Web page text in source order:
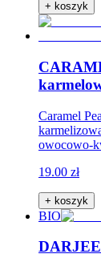
+ koszyk
Caramel
owocowo-
19.00 zł
+ koszyk
BIO